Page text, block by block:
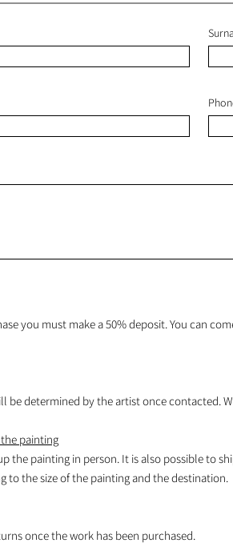
you must make a 50% deposit. You can
be determined by the artist once contacted.
painting
the painting in person. It is also possible to
to the size of the painting and the destination.
once the work has been purchased.